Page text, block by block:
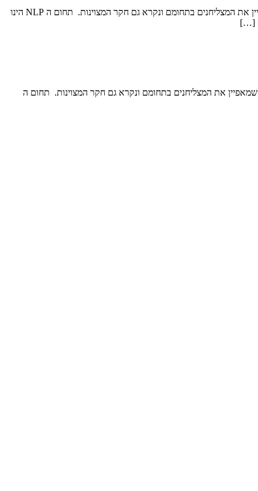
תקציר סדנה ללימוד NLP בסיסי לתלמידי יסודי: סדנת לימוד NLP בסיסי זו מותאמת לתלמידים בגילאי יסודי ומאפשרת להם הצצה לעולם ה NLP שמאפיין את המצליחנים בתחומם ונקרא גם חקר המצוינות. תחום ה NLP הינו
תקציר סדנה ללימוד NLP בסיסי לתלמידי על יסודי: סדנת לימוד NLP בסיסי זו מותאמת לתלמידים בגילאי על יסודי ומאפשרת להם הצצה לעולם ה NLP שמאפיין את המצליחנים בתחומם ונקרא גם חקר המצוינות. תחום ה